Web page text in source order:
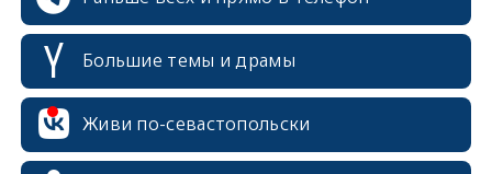
Большие темы и драмы
Живи по-севастопольски
erid: 2SDnjcrDNw6